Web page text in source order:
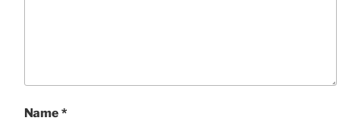
Name*